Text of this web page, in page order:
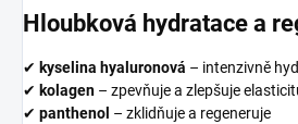
Hloubková hydratace a
✔ kyselina hyaluronová – intenzivně
✔ kolagen – zpevňuje a zlepšuje
✔ panthenol – zklidňuje a regeneruje